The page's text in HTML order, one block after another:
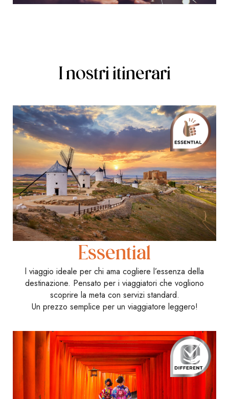
I nostri itinerari
Essential
l viaggio ideale per chi ama cogliere l’essenza della
destinazione. Pensato per i viaggiatori che vogliono
scoprire la meta con servizi standard.
Un prezzo semplice per un viaggiatore leggero!